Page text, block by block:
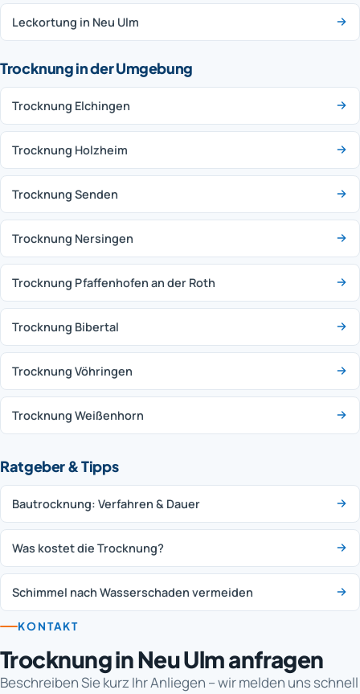
Leckortung in Neu Ulm
Trocknung in der Umgebung
Trocknung Elchingen
Trocknung Holzheim
Trocknung Senden
Trocknung Nersingen
Trocknung Pfaffenhofen an der Roth
Trocknung Bibertal
Trocknung Vöhringen
Trocknung Weißenhorn
Ratgeber & Tipps
Bautrocknung: Verfahren & Dauer
Was kostet die Trocknung?
Schimmel nach Wasserschaden vermeiden
KONTAKT
Trocknung in Neu Ulm anfragen
Beschreiben Sie kurz Ihr Anliegen – wir melden uns schnell